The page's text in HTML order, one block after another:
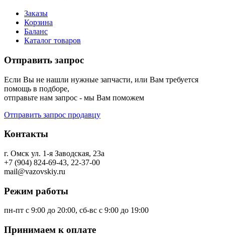
Заказы
Корзина
Баланс
Каталог товаров
Отправить запрос
Если Вы не нашли нужные запчасти, или Вам требуется
помощь в подборе,
отправьте нам запрос - мы Вам поможем
Отправить запрос продавцу
Контакты
г. Омск ул. 1-я Заводская, 23а
+7 (904) 824-69-43, 22-37-00
mail@vazovskiy.ru
Режим работы
пн-пт с 9:00 до 20:00, сб-вс с 9:00 до 19:00
Принимаем к оплате